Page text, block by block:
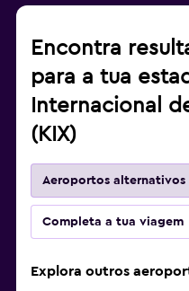
Encontra
para a tua
Internacional
(KIX)
Aeroportos alternativos
Completa a tua viagem
Explora outros